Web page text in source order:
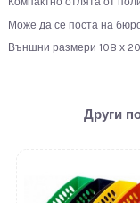
Може да се поста на
Външни размери 108 х
Други